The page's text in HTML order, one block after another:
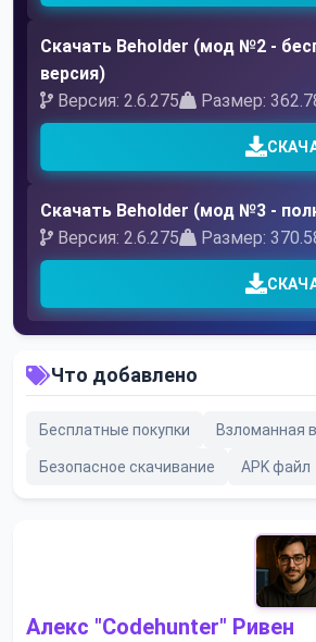
Скачать Beholder (мод №2 -
версия)
Версия: 2.6.275
Размер:
Скачать Beholder (мод №3 -
Версия: 2.6.275
Размер:
Что добавлено
Бесплатные покупки Взломанная
Безопасное скачивание APK файл
Алекс "Codehunter" Ривен